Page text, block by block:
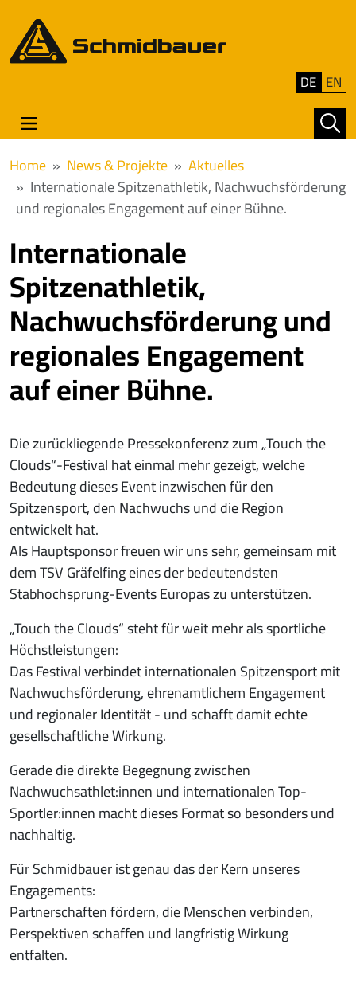
DE EN
Home News & Projekte
Aktuelles
Internationale Spitzenathletik, Nachwuchsförderung
und regionales Engagement auf einer Bühne.
Internationale
Spitzenathletik,
Nachwuchsförderung und
regionales Engagement
auf einer Bühne.
Die zurückliegende Pressekonferenz zum „Touch the
Clouds“-Festival hat einmal mehr gezeigt, welche
Bedeutung dieses Event inzwischen für den
Spitzensport, den Nachwuchs und die Region
entwickelt hat.
Als Hauptsponsor freuen wir uns sehr, gemeinsam mit
dem TSV Gräfelfing eines der bedeutendsten
Stabhochsprung-Events Europas zu unterstützen.
„Touch the Clouds“ steht für weit mehr als sportliche
Höchstleistungen:
Das Festival verbindet internationalen Spitzensport mit
Nachwuchsförderung, ehrenamtlichem Engagement
und regionaler Identität - und schafft damit echte
gesellschaftliche Wirkung.
Gerade die direkte Begegnung zwischen
Nachwuchsathlet:innen und internationalen Top-
Sportler:innen macht dieses Format so besonders und
nachhaltig.
Für Schmidbauer ist genau das der Kern unseres
Engagements:
Partnerschaften fördern, die Menschen verbinden,
Perspektiven schaffen und langfristig Wirkung
entfalten.